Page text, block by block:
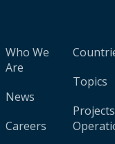
Who We
Are
News
Careers
Topics